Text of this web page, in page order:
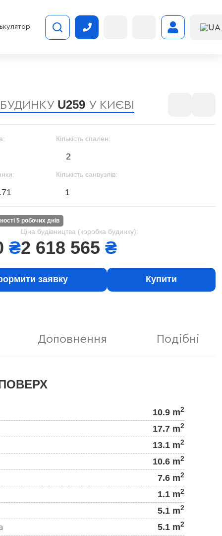
UA
U259 У КИЄВІ
Кількість спален:
2
Кількість санвузлів:
1
5 робочих днів
₴
Ціна будівництва (коробка будинку):
2 618 565 ₴
заявку Купити
Доповнення Подібні
10.9 m2
17.7 m2
13.1 m2
10.6 m2
7.6 m2
1.1 m2
5.1 m2
5.1 m2